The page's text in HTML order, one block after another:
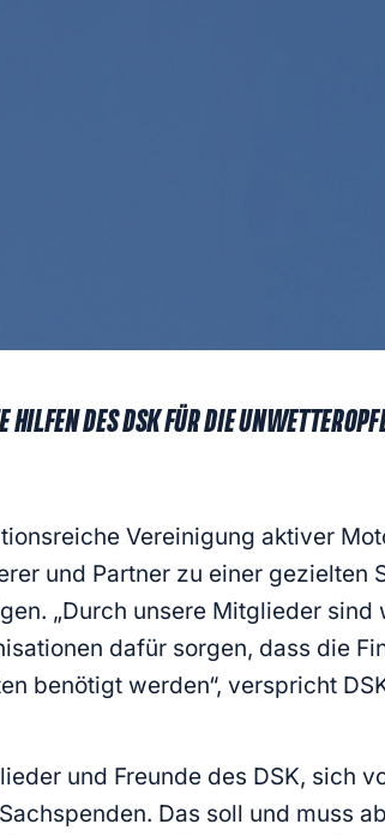
DES DSK FÜR DIE
Vereinigung aktiver
und Partner zu einer gezielten
„Durch unsere Mitglieder sind
dafür sorgen, dass die
benötigt werden“, verspricht
und Freunde des DSK, sich
Das soll und muss